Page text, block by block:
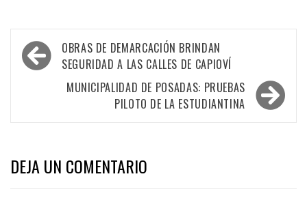
Navegación
de
entradas
OBRAS DE DEMARCACIÓN BRINDAN
SEGURIDAD A LAS CALLES DE CAPIOVÍ
MUNICIPALIDAD DE POSADAS: PRUEBAS
PILOTO DE LA ESTUDIANTINA
DEJA UN COMENTARIO